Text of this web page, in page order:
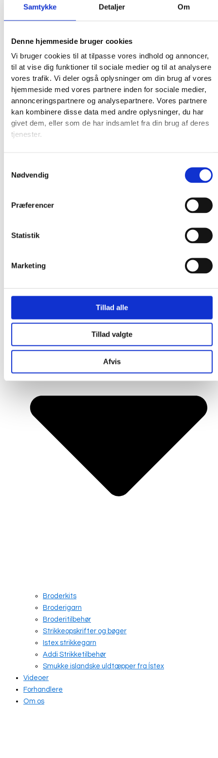
Samtykke Detaljer Om
Denne hjemmeside bruger cookies
Vi bruger cookies til at tilpasse vores indhold og annoncer,
til at vise dig funktioner til sociale medier og til at analysere
vores trafik. Vi deler også oplysninger om din brug af vores
hjemmeside med vores partnere inden for sociale medier,
annonceringspartnere og analysepartnere. Vores partnere
kan kombinere disse data med andre oplysninger, du har
givet dem, eller som de har indsamlet fra din brug af deres
tjenester.
Nødvendig
Præferencer
Statistik
Marketing
Tillad alle
Tillad valgte
Afvis
Broderkits
Broderigarn
Broderitilbehør
Strikkeopskrifter og bøger
Istex strikkegarn
Addi Strikketilbehør
Smukke islandske uldtæpper fra Ístex
Videoer
Forhandlere
Om os